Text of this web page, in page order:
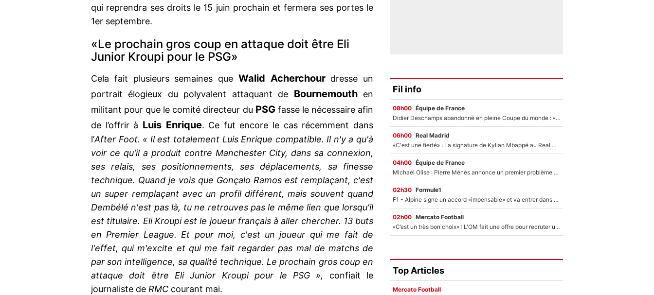
qui reprendra ses droits le 15 juin prochain et fermera ses portes le
1er septembre.
«Le prochain gros coup en attaque doit être Eli
Junior Kroupi pour le PSG»
Cela fait plusieurs semaines que Walid Acherchour dresse un
portrait élogieux du polyvalent attaquant de Bournemouth en
militant pour que le comité directeur du PSG fasse le nécessaire afin
de l’offrir à Luis Enrique. Ce fut encore le cas récemment dans
l’After Foot. « Il est totalement Luis Enrique compatible. Il n'y a qu'à
voir ce qu'il a produit contre Manchester City, dans sa connexion,
ses relais, ses positionnements, ses déplacements, sa finesse
technique. Quand je vois que Gonçalo Ramos est remplaçant, c'est
un super remplaçant avec un profil différent, mais souvent quand
Dembélé n'est pas là, tu ne retrouves pas le même lien que lorsqu'il
est titulaire. Eli Kroupi est le joueur français à aller chercher. 13 buts
en Premier League. Et pour moi, c'est un joueur qui me fait de
l'effet, qui m'excite et qui me fait regarder pas mal de matchs de
par son intelligence, sa qualité technique. Le prochain gros coup en
attaque doit être Eli Junior Kroupi pour le PSG »,
confiait le
journaliste de RMC courant mai.
Fil info
08h00 Équipe de France
Didier Deschamps abandonné en pleine Coupe du monde : «La FFF était déjà passée à Zinedine Zidane»
06h00 Real Madrid
«C'est une fierté» : La signature de Kylian Mbappé au Real Madrid continue de régaler l'Espagne
04h00 Équipe de France
Michael Olise : Pierre Ménès annonce un premier problème pour Zinedine Zidane en équipe de France
02h30 Formule1
F1 - Alpine signe un accord «impensable» et va entrer dans une nouvelle dimension : Grande nouvelle pour Pierre Gasly !
02h00 Mercato Football
«C’est un très bon choix» : L'OM fait une offre pour recruter un ancien joueur du PSG... et c'est validé dans l'After Foot !
Top Articles
Mercato Football